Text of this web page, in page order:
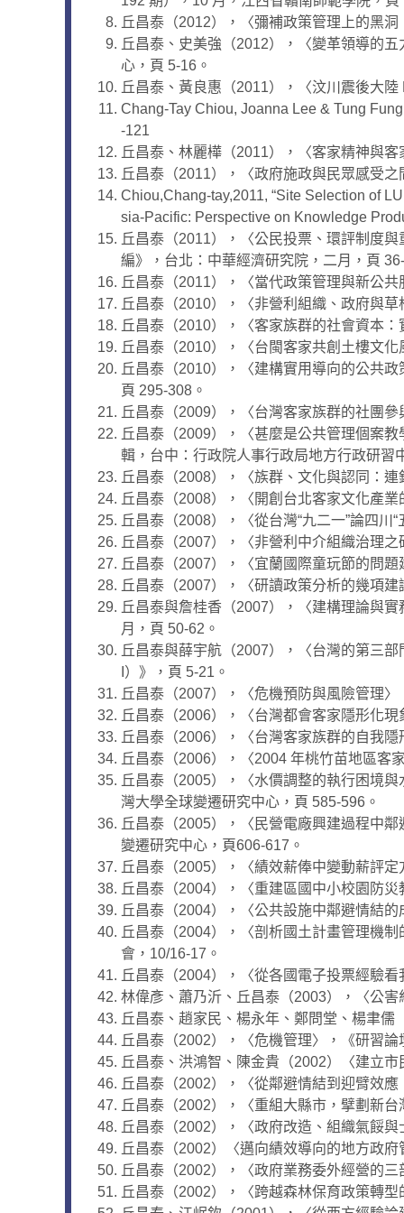
丘昌泰（2012），〈彌補政策管理上的黑
丘昌泰、史美強（2012），〈變革領導的
心，頁 5-16。
丘昌泰、黃良惠（2011），〈汶川震後大
Chang-Tay Chiou, Joanna Lee & Tung
-121
丘昌泰、林麗樺（2011），〈客家精神與
丘昌泰（2011），〈政府施政與民眾感受
Chiou,Chang-tay,2011, “Site Selection of
sia-Pacific: Perspective on Knowledge
丘昌泰（2011），〈公民投票、環評制度
編》，台北：中華經濟研究院，二月，頁
丘昌泰（2011），〈當代政策管理與新公
丘昌泰（2010），〈非營利組織、政府與
丘昌泰（2010），〈客家族群的社會資本
丘昌泰（2010），〈台閩客家共創土樓文
丘昌泰（2010），〈建構實用導向的公共
頁 295-308。
丘昌泰（2009），〈台灣客家族群的社團
丘昌泰（2009），〈甚麼是公共管理個案
輯，台中：行政院人事行政局地方行政研習
丘昌泰（2008），〈族群、文化與認同：
丘昌泰（2008），〈開創台北客家文化產
丘昌泰（2008），〈從台灣“九二一”論四
丘昌泰（2007），〈非營利中介組織治理
丘昌泰（2007），〈宜蘭國際童玩節的問
丘昌泰（2007），〈研讀政策分析的幾項
丘昌泰與詹桂香（2007），〈建構理論與
月，頁 50-62。
丘昌泰與薛宇航（2007），〈台灣的第三
I）》，頁 5-21。
丘昌泰（2007），〈危機預防與風險管理
丘昌泰（2006），〈台灣都會客家隱形化
丘昌泰（2006），〈台灣客家族群的自我
丘昌泰（2006），〈2004 年桃竹苗地區客
丘昌泰（2005），〈水價調整的執行困境
灣大學全球變遷研究中心，頁 585-596。
丘昌泰（2005），〈民營電廠興建過程中
變遷研究中心，頁606-617。
丘昌泰（2005），〈績效薪俸中變動薪評
丘昌泰（2004），〈重建區國中小校園防
丘昌泰（2004），〈公共設施中鄰避情結
丘昌泰（2004），〈剖析國土計畫管理機
會，10/16-17。
丘昌泰（2004），〈從各國電子投票經驗
林偉彥、蕭乃沂、丘昌泰（2003），〈公
丘昌泰、趙家民、楊永年、鄭問堂、楊聿
丘昌泰（2002），〈危機管理〉，《研習
丘昌泰、洪鴻智、陳金貴（2002）〈建立
丘昌泰（2002），〈從鄰避情結到迎臂效
丘昌泰（2002），〈重組大縣市，擘劃新
丘昌泰（2002），〈政府改造、組織氣餒
丘昌泰（2002）〈邁向績效導向的地方政
丘昌泰（2002），〈政府業務委外經營的
丘昌泰（2002），〈跨越森林保育政策轉